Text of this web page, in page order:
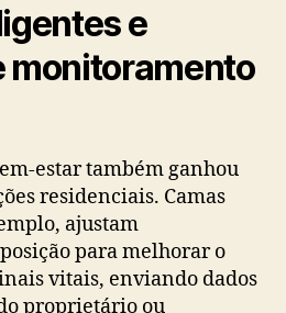
e
monitoramento
estar também ganhou
residenciais. Camas
ajustam
para melhorar o
vitais, enviando dados
proprietário ou